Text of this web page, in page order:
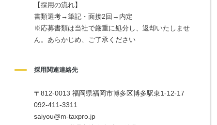
【採用の流れ】
書類選考→筆記・面接2回→内定
※応募書類は当社で厳重に処分し、返却いたしませ
ん。あらかじめ、ご了承ください
採用関連連絡先
〒812-0013 福岡県福岡市博多区博多駅東1-12-17
092-411-3311
saiyou@m-taxpro.jp